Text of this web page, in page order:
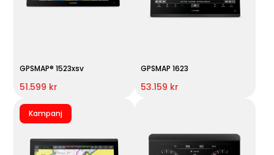
GPSMAP® 1523xsv
51.599 kr
GPSMAP 1623
53.159 kr
Kampanj